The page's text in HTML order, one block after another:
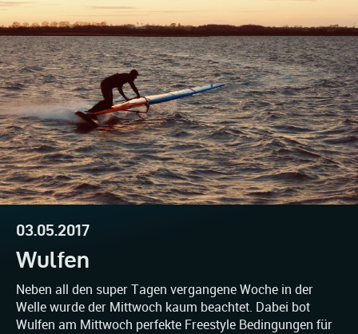
03.05.2017
Wulfen
Neben all den super Tagen vergangene Woche in der
Welle wurde der Mittwoch kaum beachtet. Dabei bot
Wulfen am Mittwoch perfekte Freestyle Bedingungen für